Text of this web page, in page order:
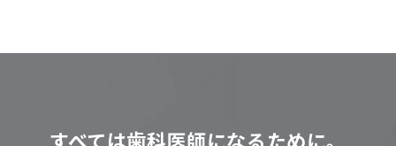
すべては歯科医師になるために。